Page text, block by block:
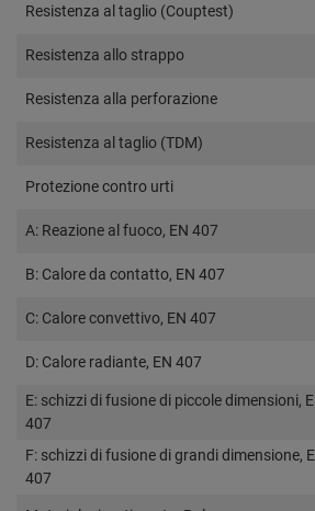
Resistenza al taglio (Couptest)
Resistenza allo strappo
Resistenza alla perforazione
Resistenza al taglio (TDM)
Protezione contro urti
A: Reazione al fuoco, EN 407
B: Calore da contatto, EN 407
C: Calore convettivo, EN 407
D: Calore radiante, EN 407
E: schizzi di fusione di piccole dimensioni,
407
F: schizzi di fusione di grandi dimensione,
407